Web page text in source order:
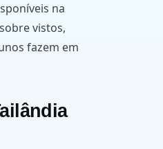
na
vistos,
fazem em